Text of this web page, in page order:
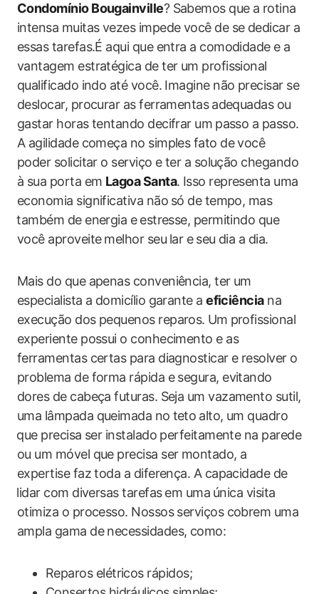
Condomínio Bougainville? Sabemos que a rotina
intensa muitas ‌vezes impede você de se dedicar a
essas tarefas.É aqui ​que entra​ a comodidade⁣ e a
vantagem‍ estratégica de​ ter um profissional ​
qualificado indo até você. Imagine não precisar se
‍deslocar, procurar​ as ferramentas⁢ adequadas ou
gastar‍ horas tentando decifrar um ⁣passo a passo.
A agilidade começa no simples ‌fato de você
poder solicitar o serviço e ter a‌ solução chegando
à sua porta em Lagoa‌ Santa. Isso representa uma
economia significativa não⁣ só de tempo, mas
⁤também de energia e⁤ estresse, permitindo que
você aproveite ⁢melhor‍ seu ⁣lar e⁢ seu dia a dia.
Mais‌ do‍ que apenas conveniência, ter um
especialista a domicílio garante aeficiênciana
execução dos pequenos reparos.⁢ Um ⁢profissional
‍experiente possui o conhecimento e as
ferramentas‍ certas ​para diagnosticar e resolver o
problema de forma ‍rápida e segura, evitando
dores de cabeça futuras. Seja um vazamento sutil,
uma lâmpada queimada no⁣ teto ⁣alto, um quadro
⁣que precisa ser instalado perfeitamente‌ na parede
ou um‍ móvel que precisa ser montado, a
expertise faz toda a diferença. A capacidade de
⁢lidar com diversas tarefas⁤ em uma⁣ única visita
otimiza o processo. Nossos serviços cobrem uma
ampla gama de necessidades, como:
Reparos elétricos rápidos;